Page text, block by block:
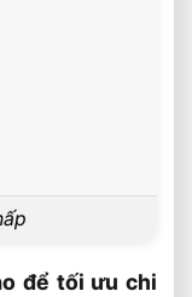
để tối ưu chi